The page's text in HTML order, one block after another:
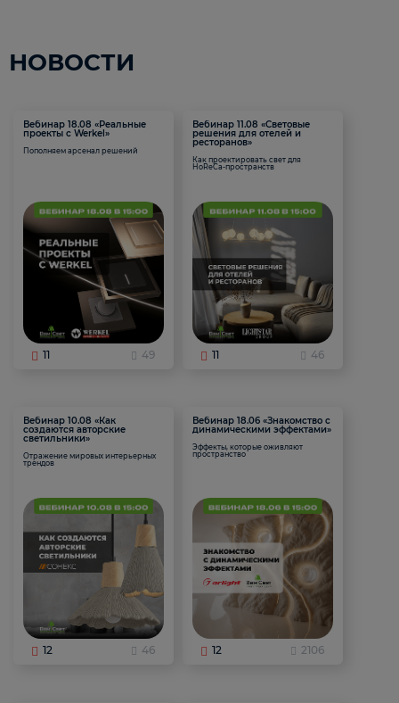
НОВОСТИ
Вебинар 18.08 «Реальные
проекты с Werkel»
Пополняем арсенал решений
11 49
Вебинар 11.08 «Световые
решения для отелей и
ресторанов»
Как проектировать свет для
HoReCa-пространств
11 46
Вебинар 10.08 «Как
создаются авторские
светильники»
Отражение мировых интерьерных
трендов
12 46
Вебинар 18.06 «Знакомство с
динамическими эффектами»
Эффекты, которые оживляют
пространство
12 2106